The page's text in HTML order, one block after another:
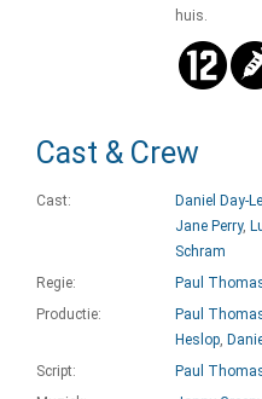
huis.
Cast & Crew
Cast: Daniel Day-
Jane Perry,
Schram
Regie:
Paul
Productie:
Paul
Heslop,
Script:
Paul